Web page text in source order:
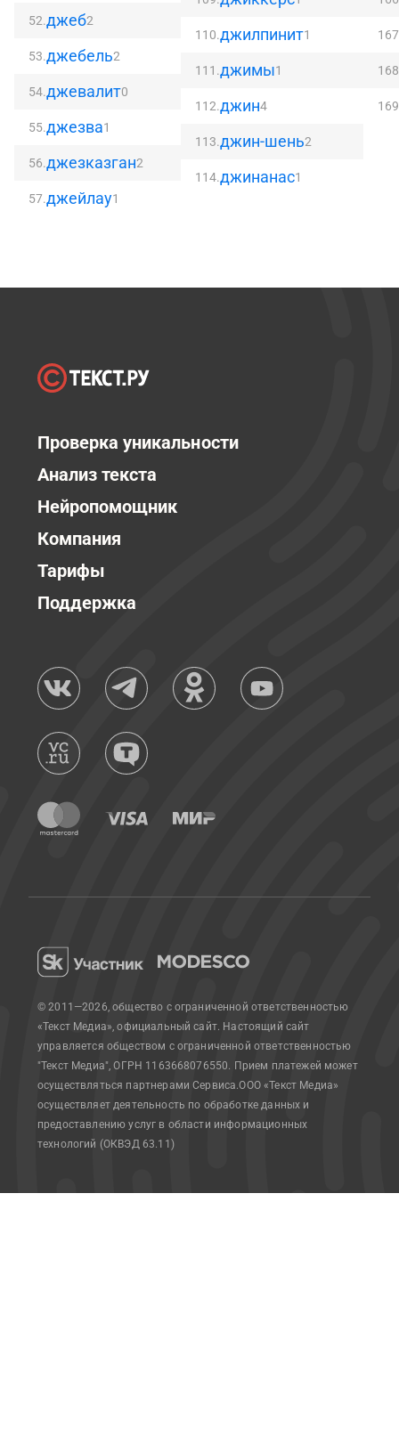
52.джеб2
53.джебель2
54.джевалит0
55.джезва1
56.джезказган2
57.джейлау1
110.джилпинит1
111.джимы1
112.джин4
113.джин-шень2
114.джинанас1
Проверка уникальности
Анализ текста
Нейропомощник
Компания
Тарифы
Поддержка
© 2011—2026, общество с ограниченной ответственностью
«Текст Медиа», официальный сайт. Настоящий сайт
управляется обществом с ограниченной ответственностью
"Текст Медиа", ОГРН 1163668076550. Прием платежей может
осуществляться партнерами Сервиса.ООО «Текст Медиа»
осуществляет деятельность по обработке данных и
предоставлению услуг в области информационных
технологий (ОКВЭД 63.11)